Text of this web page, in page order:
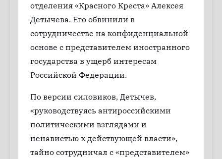
отделения «Красного Креста» Алексея
Детычева. Его обвинили в
сотрудничестве на конфиденциальной
основе с представителем иностранного
государства в ущерб интересам
Российской Федерации.
По версии силовиков, Детычев,
«руководствуясь антироссийскими
политическими взглядами и
ненавистью к действующей власти»,
тайно сотрудничал с «представителем»